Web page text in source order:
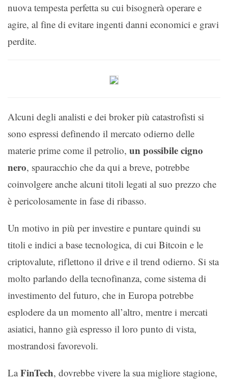
nuova tempesta perfetta su cui bisognerà operare e
agire, al fine di evitare ingenti danni economici e gravi
perdite.
Alcuni degli analisti e dei broker più catastrofisti si
sono espressi definendo il mercato odierno delle
materie prime come il petrolio, un possibile cigno
nero, spauracchio che da qui a breve, potrebbe
coinvolgere anche alcuni titoli legati al suo prezzo che
è pericolosamente in fase di ribasso.
Un motivo in più per investire e puntare quindi su
titoli e indici a base tecnologica, di cui Bitcoin e le
criptovalute, riflettono il drive e il trend odierno. Si sta
molto parlando della tecnofinanza, come sistema di
investimento del futuro, che in Europa potrebbe
esplodere da un momento all’altro, mentre i mercati
asiatici, hanno già espresso il loro punto di vista,
mostrandosi favorevoli.
LaFinTech, dovrebbe vivere la sua migliore stagione,